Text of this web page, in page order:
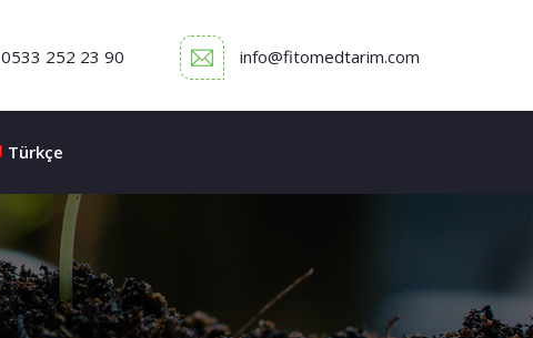
0533 252 23 90 info@fitomedtarim.com
Türkçe